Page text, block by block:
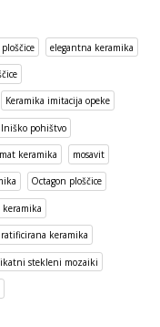
elegantna keramika
Keramika imitacija opeke
pohištvo
mat keramika mosavit
Octagon ploščice
keramika
ratificirana keramika
stekleni mozaiki